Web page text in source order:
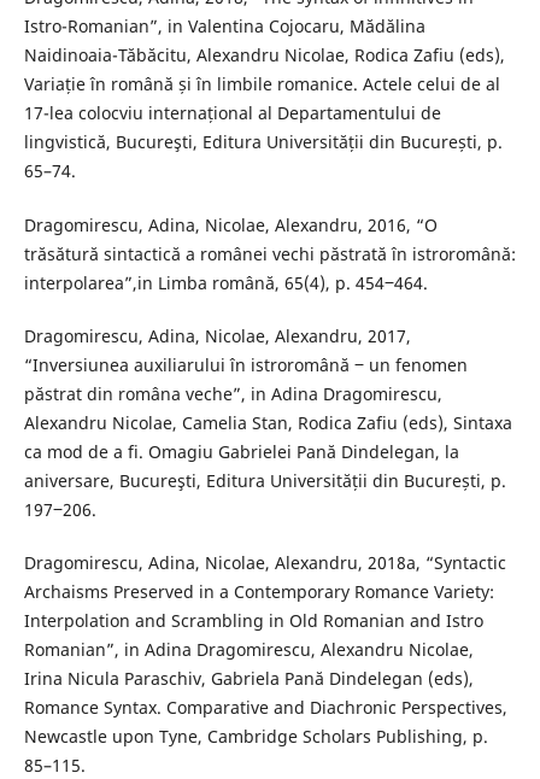
Istro-Romanian”, in Valentina Cojocaru, Mădălina
Naidinoaia-Tăbăcitu, Alexandru Nicolae, Rodica Zafiu (eds),
Variație în română și în limbile romanice. Actele celui de al
17-lea colocviu internațional al Departamentului de
lingvistică, Bucureşti, Editura Universității din București, p.
65–74.
Dragomirescu, Adina, Nicolae, Alexandru, 2016, “O
trăsătură sintactică a românei vechi păstrată în istroromână:
interpolarea”,in Limba română, 65(4), p. 454‒464.
Dragomirescu, Adina, Nicolae, Alexandru, 2017,
“Inversiunea auxiliarului în istroromână ‒ un fenomen
păstrat din româna veche”, in Adina Dragomirescu,
Alexandru Nicolae, Camelia Stan, Rodica Zafiu (eds), Sintaxa
ca mod de a fi. Omagiu Gabrielei Pană Dindelegan, la
aniversare, Bucureşti, Editura Universității din București, p.
197‒206.
Dragomirescu, Adina, Nicolae, Alexandru, 2018a, “Syntactic
Archaisms Preserved in a Contemporary Romance Variety:
Interpolation and Scrambling in Old Romanian and Istro
Romanian”, in Adina Dragomirescu, Alexandru Nicolae,
Irina Nicula Paraschiv, Gabriela Pană Dindelegan (eds),
Romance Syntax. Comparative and Diachronic Perspectives,
Newcastle upon Tyne, Cambridge Scholars Publishing, p.
85–115.